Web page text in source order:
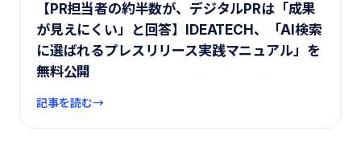
【PR担当者の約半数が、デジタルPRは「成果
が見えにくい」と回答】IDEATECH、「AI検索
に選ばれるプレスリリース実践マニュアル」を
無料公開
記事を読む